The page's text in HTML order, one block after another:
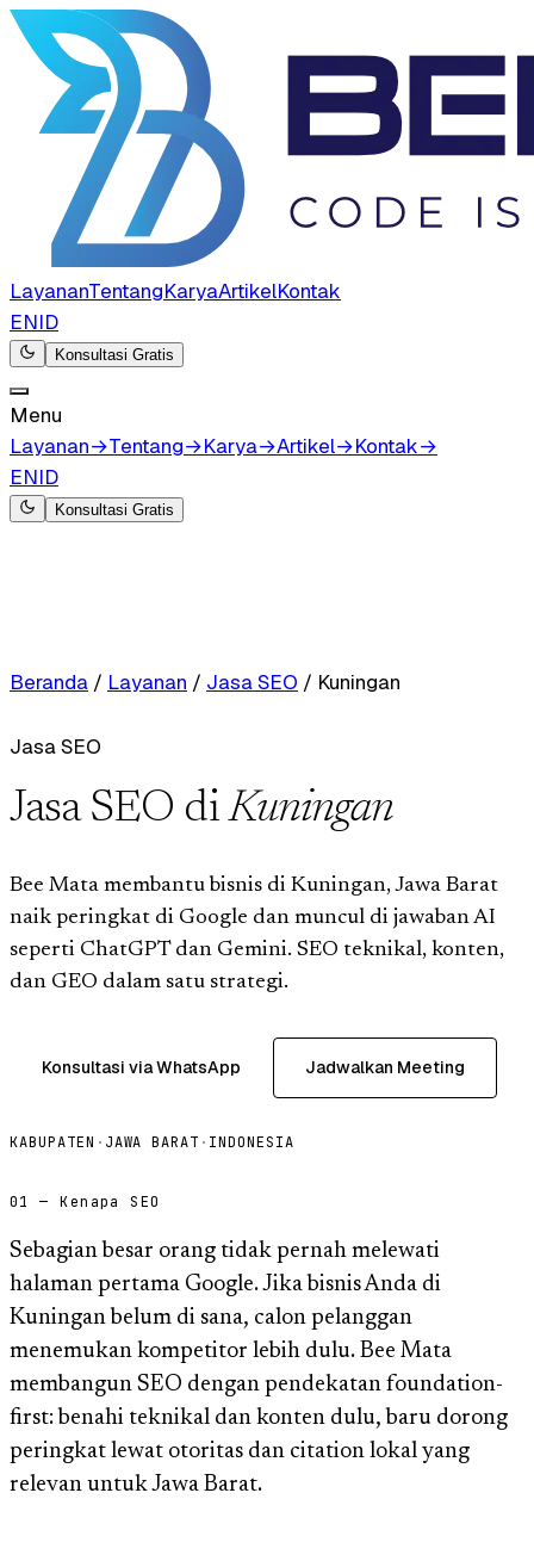
LayananTentangKaryaArtikelKontak
ENID
Konsultasi Gratis
Menu
Layanan→Tentang→Karya→Artikel→Kontak→
ENID
Konsultasi Gratis
Beranda / Layanan / Jasa SEO / Kuningan
Jasa SEO
Jasa SEO diKuningan
Bee Mata membantu bisnis di Kuningan, Jawa Barat
naik peringkat di Google dan muncul di jawaban AI
seperti ChatGPT dan Gemini. SEO teknikal, konten,
dan GEO dalam satu strategi.
Konsultasi via WhatsApp Jadwalkan Meeting
KABUPATEN · JAWA BARAT · INDONESIA
01 — Kenapa SEO
Sebagian besar orang tidak pernah melewati
halaman pertama Google. Jika bisnis Anda di
Kuningan belum di sana, calon pelanggan
menemukan kompetitor lebih dulu. Bee Mata
membangun SEO dengan pendekatan foundation-
first: benahi teknikal dan konten dulu, baru dorong
peringkat lewat otoritas dan citation lokal yang
relevan untuk Jawa Barat.